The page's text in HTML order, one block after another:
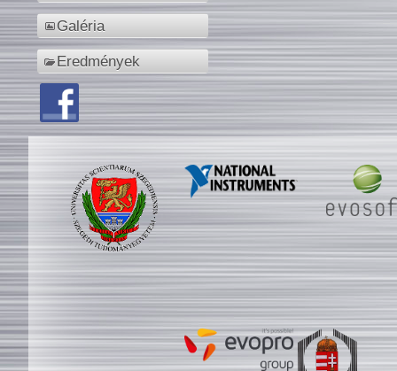
Galéria
Eredmények